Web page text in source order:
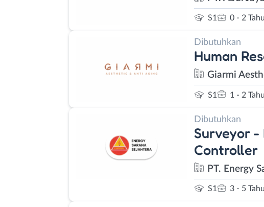
S1 0 - 2
Dibutuhkan
Human
Giarmi
S1 1 - 2
Dibutuhkan
Surveyor -
Controller
PT. Energy
S1 3 - 5